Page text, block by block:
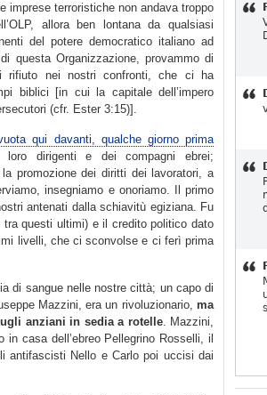
imprese terroristiche non andava troppo
allora ben lontana da qualsiasi
del potere democratico italiano ad
questa Organizzazione, provammo di
rifiuto nei nostri confronti, che ci ha
biblici [in cui la capitale dell’impero
(cfr. Ester 3:15)].
qui davanti, qualche giorno prima
dirigenti e dei compagni ebrei;
promozione dei diritti dei lavoratori, a
insegniamo e onoriamo. Il primo
antenati dalla schiavitù egiziana. Fu
questi ultimi) e il credito politico dato
livelli, che ci sconvolse e ci ferì prima
di sangue nelle nostre città; un capo di
Mazzini, era un rivoluzionario, ma
anziani in sedia a rotelle. Mazzini,
casa dell’ebreo Pellegrino Rosselli, il
antifascisti Nello e Carlo poi uccisi dai